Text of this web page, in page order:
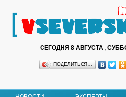
СЕГОДНЯ 8 АВГУСТА ,
ПОДЕЛИТЬСЯ…